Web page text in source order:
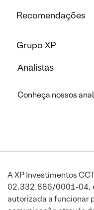
Recomendações
Grupo XP
Analistas
Conheça nossos
A XP Investimentos
02.332.886/0001-04,
autorizada a funcionar